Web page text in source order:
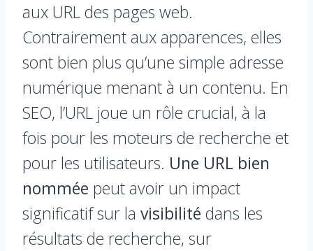
aux URL des pages web.
Contrairement aux apparences, elles
sont bien plus qu’une simple adresse
numérique menant à un contenu. En
SEO, l’URL joue un rôle crucial, à la
fois pour les moteurs de recherche et
pour les utilisateurs. Une URL bien
nommée peut avoir un impact
significatif sur la visibilité dans les
résultats de recherche, sur